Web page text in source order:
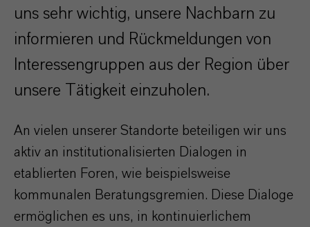
uns sehr wichtig, unsere Nachbarn zu
informieren und Rückmeldungen von
Interessengruppen aus der Region über
unsere Tätigkeit einzuholen.
An vielen unserer Standorte beteiligen wir uns
aktiv an institutionalisierten Dialogen in
etablierten Foren, wie beispielsweise
kommunalen Beratungsgremien. Diese Dialoge
ermöglichen es uns, in kontinuierlichem